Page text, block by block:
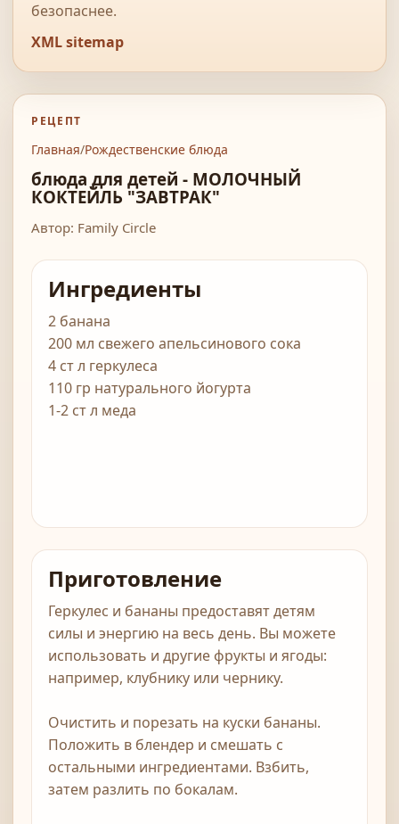
безопаснее.
XML sitemap
РЕЦЕПТ
Главная/Рождественские блюда
блюда для детей - МОЛОЧНЫЙ
КОКТЕЙЛЬ "ЗАВТРАК"
Автор: Family Circle
Ингредиенты
2 банана
200 мл свежего апельсинового сока
4 ст л геркулеса
110 гр натурального йогурта
1-2 ст л меда
Приготовление
Геркулес и бананы предоставят детям
силы и энергию на весь день. Вы можете
использовать и другие фрукты и ягоды:
например, клубнику или чернику.
Очистить и порезать на куски бананы.
Положить в блендер и смешать с
остальными ингредиентами. Взбить,
затем разлить по бокалам.